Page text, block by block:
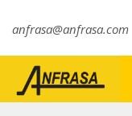
anfrasa@anfrasa.com